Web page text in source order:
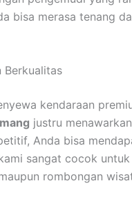
bisa merasa tenang
Berkualitas
kendaraan
justru
Anda bisa
sangat cocok
rombongan